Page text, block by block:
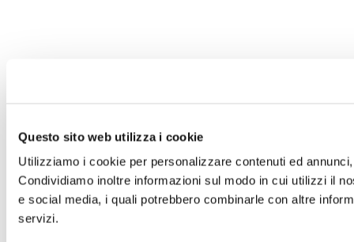
Questo sito web utilizza i cookie
Utilizziamo i cookie per personalizzare contenuti ed
Condividiamo inoltre informazioni sul modo in cui utilizzi il
e social media, i quali potrebbero combinarle con altre
servizi.